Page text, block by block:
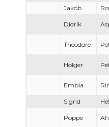
Jakob
Didrik
Theodore
Holger
Embla
Sigrid
Poppe